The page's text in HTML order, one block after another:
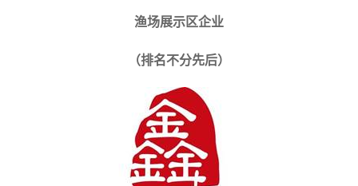
渔场展示区企业
（排名不分先后）